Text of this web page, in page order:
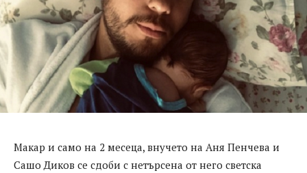
Макар и само на 2 месеца, внучето на Аня Пенчева и
Сашо Диков се сдоби с нетърсена от него светска